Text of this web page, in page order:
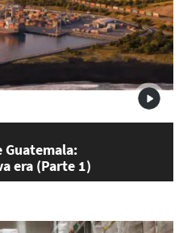
Guatemala:
era (Parte 1)